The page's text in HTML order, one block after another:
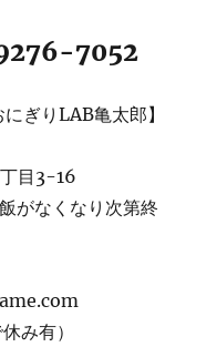
7052
ぎりLAB亀太郎】
目3-16
がなくなり次第終
み有）